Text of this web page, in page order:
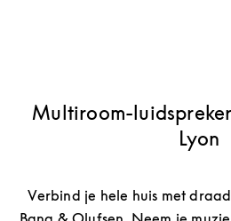
Multiroom-
Lyon
Verbind je hele huis met